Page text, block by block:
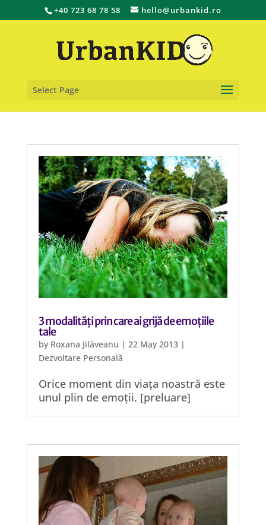
+40 723 68 78 58 hello@urbankid.ro
Select Page
3 modalități prin care ai grijă de emoțiile
tale
by Roxana Jilăveanu | 22 May 2013|
Dezvoltare Personală
Orice moment din viața noastră este
unul plin de emoții. [preluare]